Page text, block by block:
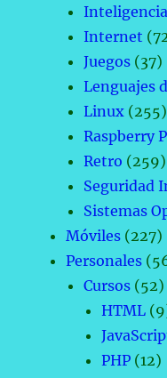
Internet
Juegos (37)
Lenguajes
Linux (255)
Raspberry
Retro (259)
Seguridad
Sistemas
Móviles (227)
Personales
Cursos (52)
HTML
PHP (12)